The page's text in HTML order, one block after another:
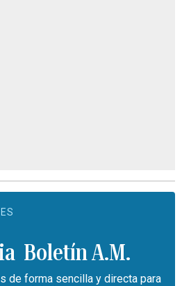
Boletín A.M.
de forma sencilla y directa para